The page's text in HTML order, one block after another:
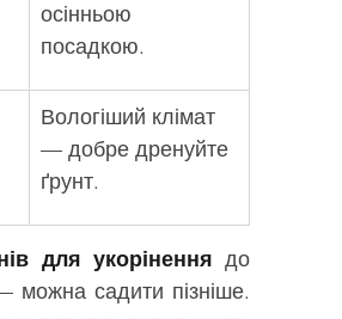
осінньою
посадкою.
Вологіший клімат
— добре дренуйте
ґрунт.
для укорінення до
можна садити пізніше.